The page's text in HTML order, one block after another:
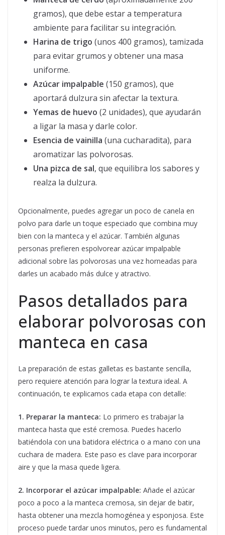
gramos), que debe estar a temperatura
ambiente para facilitar su integración.
Harina de trigo (unos 400 gramos), tamizada
para evitar grumos y obtener una masa
uniforme.
Azúcar impalpable (150 gramos), que
aportará dulzura sin afectar la textura.
Yemas de huevo (2 unidades), que ayudarán
a ligar la masa y darle color.
Esencia de vainilla (una cucharadita), para
aromatizar las polvorosas.
Una pizca de sal, que equilibra los sabores y
realza la dulzura.
Opcionalmente, puedes agregar un poco de canela en
polvo para darle un toque especiado que combina muy
bien con la manteca y el azúcar. También algunas
personas prefieren espolvorear azúcar impalpable
adicional sobre las polvorosas una vez horneadas para
darles un acabado más dulce y atractivo.
Pasos detallados para
elaborar polvorosas con
manteca en casa
La preparación de estas galletas es bastante sencilla,
pero requiere atención para lograr la textura ideal. A
continuación, te explicamos cada etapa con detalle:
1. Preparar la manteca: Lo primero es trabajar la
manteca hasta que esté cremosa. Puedes hacerlo
batiéndola con una batidora eléctrica o a mano con una
cuchara de madera. Este paso es clave para incorporar
aire y que la masa quede ligera.
2. Incorporar el azúcar impalpable: Añade el azúcar
poco a poco a la manteca cremosa, sin dejar de batir,
hasta obtener una mezcla homogénea y esponjosa. Este
proceso puede tardar unos minutos, pero es fundamental